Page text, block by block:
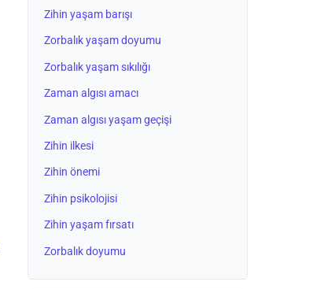
Zihin yaşam barışı
Zorbalık yaşam doyumu
Zorbalık yaşam sıkılığı
Zaman algısı amacı
Zaman algısı yaşam geçişi
Zihin ilkesi
Zihin önemi
Zihin psikolojisi
Zihin yaşam fırsatı
Zorbalık doyumu